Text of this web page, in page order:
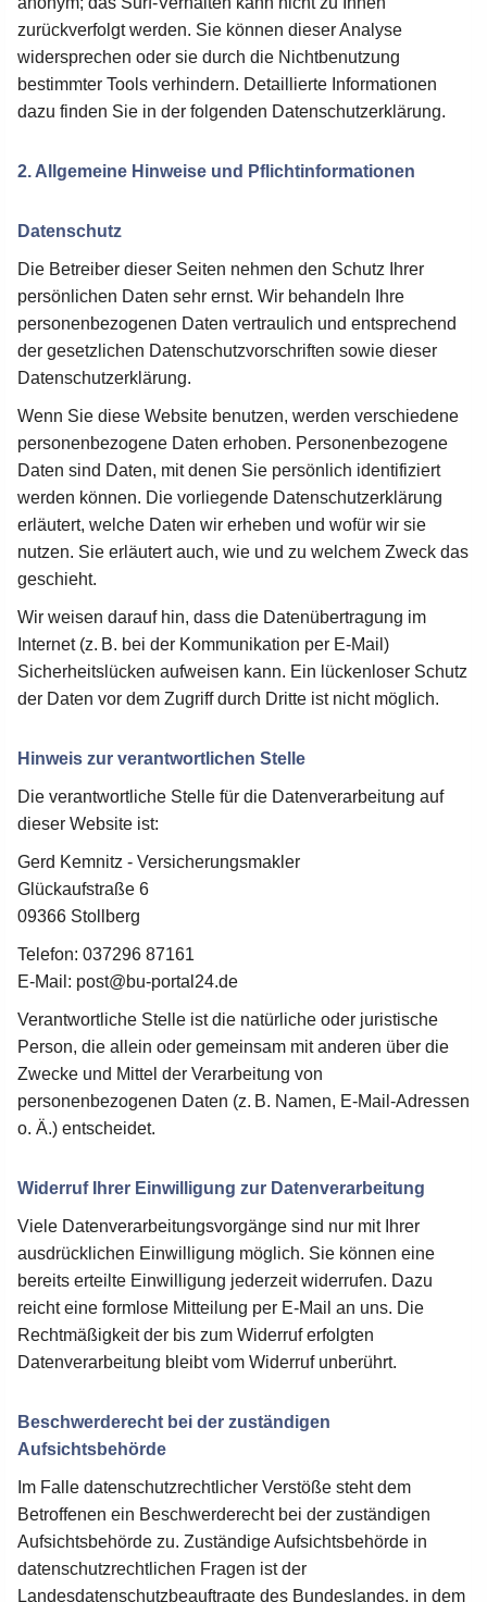
zurückverfolgt werden. Sie können dieser Analyse
widersprechen oder sie durch die Nichtbenutzung
bestimmter Tools verhindern. Detaillierte Informationen
dazu finden Sie in der folgenden Datenschutzerklärung.
2. Allgemeine Hinweise und Pflichtinformationen
Datenschutz
Die Betreiber dieser Seiten nehmen den Schutz Ihrer
persönlichen Daten sehr ernst. Wir behandeln Ihre
personenbezogenen Daten vertraulich und entsprechend
der gesetzlichen Datenschutzvorschriften sowie dieser
Datenschutzerklärung.
Wenn Sie diese Website benutzen, werden verschiedene
personenbezogene Daten erhoben. Personenbezogene
Daten sind Daten, mit denen Sie persönlich identifiziert
werden können. Die vorliegende Datenschutzerklärung
erläutert, welche Daten wir erheben und wofür wir sie
nutzen. Sie erläutert auch, wie und zu welchem Zweck das
geschieht.
Wir weisen darauf hin, dass die Datenübertragung im
Internet (z. B. bei der Kommunikation per E-Mail)
Sicherheitslücken aufweisen kann. Ein lückenloser Schutz
der Daten vor dem Zugriff durch Dritte ist nicht möglich.
Hinweis zur verantwortlichen Stelle
Die verantwortliche Stelle für die Datenverarbeitung auf
dieser Website ist:
Gerd Kemnitz - Versicherungsmakler
Glückaufstraße 6
09366 Stollberg
Telefon: 037296 87161
E-Mail: post@bu-portal24.de
Verantwortliche Stelle ist die natürliche oder juristische
Person, die allein oder gemeinsam mit anderen über die
Zwecke und Mittel der Verarbeitung von
personenbezogenen Daten (z. B. Namen, E-Mail-Adressen
o. Ä.) entscheidet.
Widerruf Ihrer Einwilligung zur Datenverarbeitung
Viele Datenverarbeitungsvorgänge sind nur mit Ihrer
ausdrücklichen Einwilligung möglich. Sie können eine
bereits erteilte Einwilligung jederzeit widerrufen. Dazu
reicht eine formlose Mitteilung per E-Mail an uns. Die
Rechtmäßigkeit der bis zum Widerruf erfolgten
Datenverarbeitung bleibt vom Widerruf unberührt.
Beschwerderecht bei der zuständigen
Aufsichtsbehörde
Im Falle datenschutzrechtlicher Verstöße steht dem
Betroffenen ein Beschwerderecht bei der zuständigen
Aufsichtsbehörde zu. Zuständige Aufsichtsbehörde in
datenschutzrechtlichen Fragen ist der
Landesdatenschutzbeauftragte des Bundeslandes, in dem